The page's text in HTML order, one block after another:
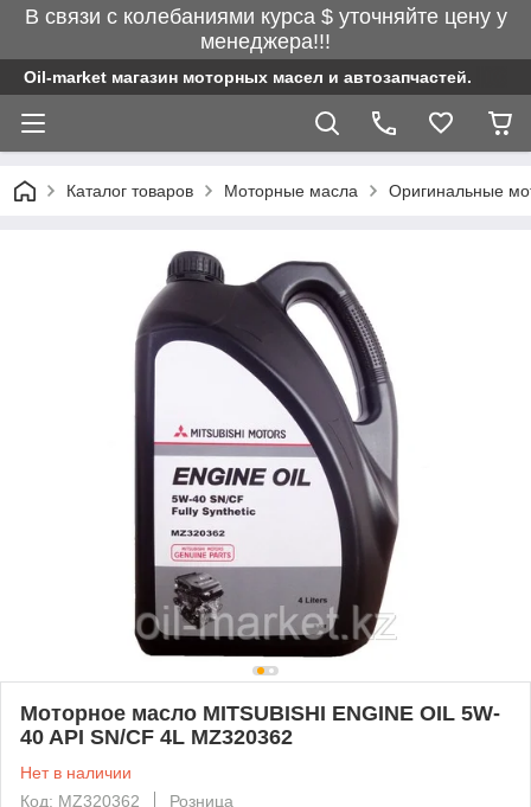
В связи с колебаниями курса $ уточняйте цену у
менеджера!!!
Oil-market магазин моторных масел и автозапчастей.
Каталог товаров Моторные масла Оригинальные
Моторное масло MITSUBISHI ENGINE OIL 5W-
40 API SN/CF 4L MZ320362
Нет в наличии
Код: MZ320362
Розница